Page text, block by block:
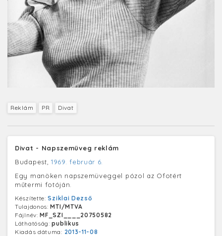
Reklám PR Divat
Divat - Napszemüveg reklám
Budapest, 1969. február 6.
Egy manöken napszemüveggel pózol az Ofotért
műtermi fotóján.
Készítette:Sziklai Dezső
Tulajdonos:MTI/MTVA
Fájlnév:MF_SZI____20750582
Láthatóság:publikus
Kiadás dátuma: 2013-11-08